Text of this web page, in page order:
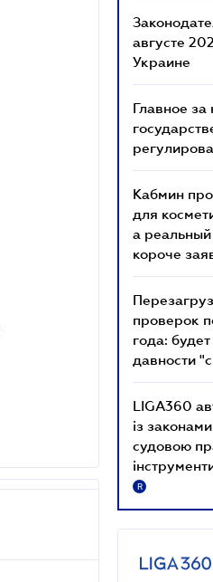
августе
Украине
Главное
Кабмин
для
а реальный
короче
проверок
года:
давности
LIGA360
із
судовою
R